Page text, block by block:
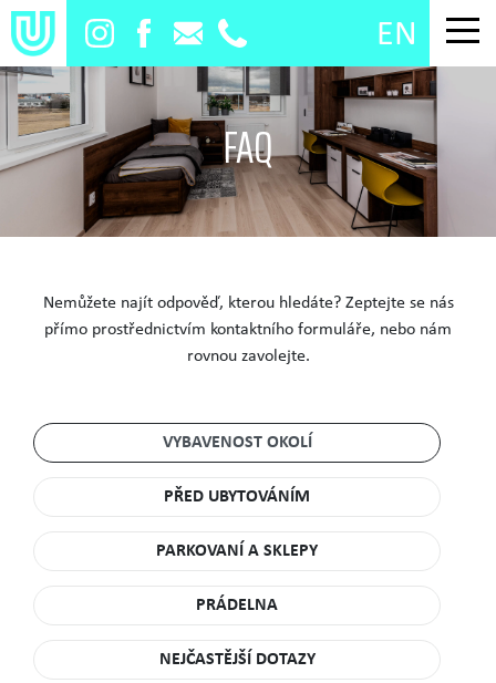
EN
FAQ
Nemůžete najít odpověď, kterou hledáte? Zeptejte se nás
přímo prostřednictvím kontaktního formuláře, nebo nám
rovnou zavolejte.
VYBAVENOST OKOLÍ
PŘED UBYTOVÁNÍM
PARKOVANÍ A SKLEPY
PRÁDELNA
NEJČASTĚJŠÍ DOTAZY